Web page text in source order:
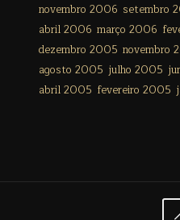
novembro 2006 setembro
abril 2006 março 2006
dezembro 2005 novembro
agosto 2005 julho 2005
abril 2005 fevereiro 2005